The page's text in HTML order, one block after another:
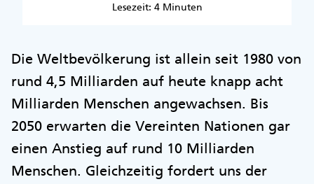
Lesezeit: 4 Minuten
Die Weltbevölkerung ist allein seit 1980 von
rund 4,5 Milliarden auf heute knapp acht
Milliarden Menschen angewachsen. Bis
2050 erwarten die Vereinten Nationen gar
einen Anstieg auf rund 10 Milliarden
Menschen. Gleichzeitig fordert uns der